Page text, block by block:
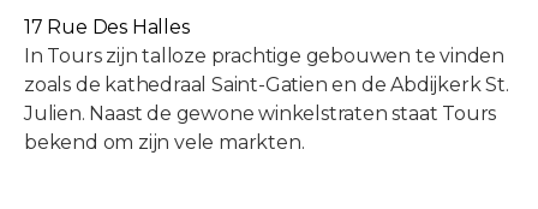
17 Rue Des Halles
In Tours zijn talloze prachtige gebouwen te vinden
zoals de kathedraal Saint-Gatien en de Abdijkerk St.
Julien. Naast de gewone winkelstraten staat Tours
bekend om zijn vele markten.